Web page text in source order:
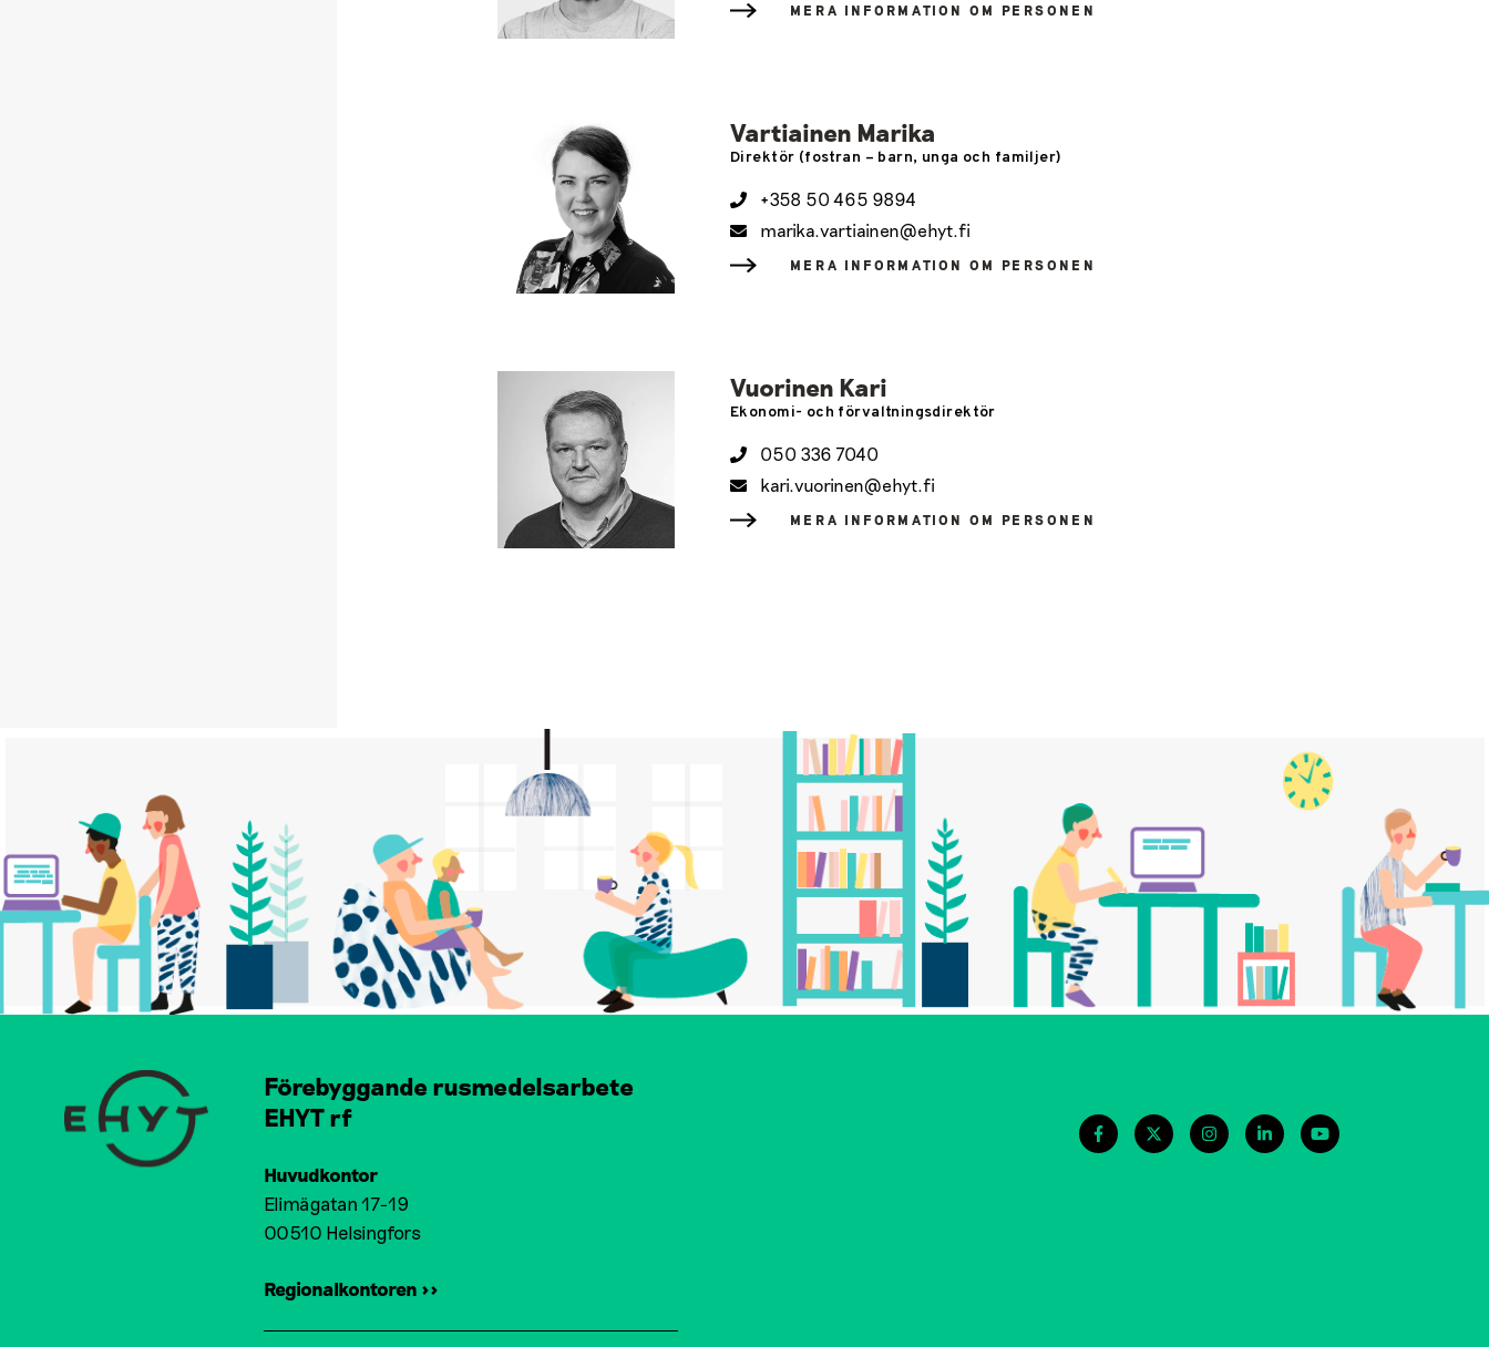
MERA INFORMATION OM PERSONEN
Vartiainen Marika
Direktör (fostran – barn, unga och familjer)
+358 50 465 9894
marika.vartiainen@ehyt.fi
MERA INFORMATION OM PERSONEN
Vuorinen Kari
Ekonomi- och förvaltningsdirektör
050 336 7040
kari.vuorinen@ehyt.fi
MERA INFORMATION OM PERSONEN
Förebyggande rusmedelsarbete
EHYT rf
Huvudkontor
Elimägatan 17-19
00510 Helsingfors
Regionalkontoren >>